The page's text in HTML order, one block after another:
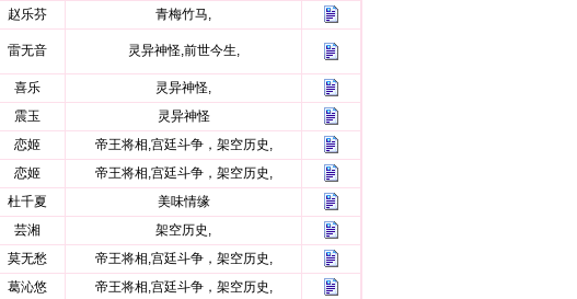
赵乐芬 青梅竹马,
雷无音 灵异神怪,前世今生,
喜乐
灵异神怪,
震玉
灵异神怪
恋姬
帝王将相,宫廷斗争，架空历史,
恋姬
帝王将相,宫廷斗争，架空历史,
杜千夏
美味情缘
芸湘
架空历史,
莫无愁
帝王将相,宫廷斗争，架空历史,
葛沁悠
帝王将相,宫廷斗争，架空历史,